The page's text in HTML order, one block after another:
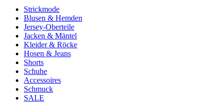
Strickmode
Blusen & Hemden
Jersey-Oberteile
Jacken & Mäntel
Kleider & Röcke
Hosen & Jeans
Shorts
Schuhe
Accessoires
Schmuck
SALE